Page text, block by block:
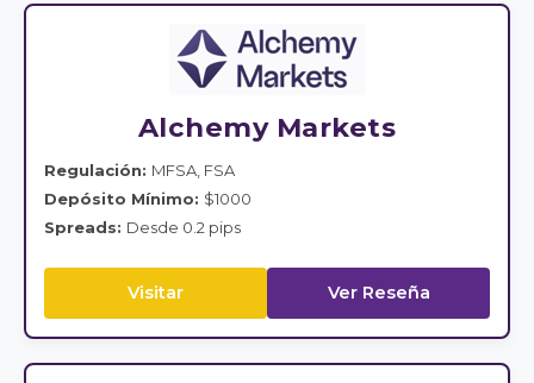
Alchemy Markets
Regulación: MFSA, FSA
Depósito Mínimo: $1000
Spreads: Desde 0.2 pips
Visitar Ver Reseña